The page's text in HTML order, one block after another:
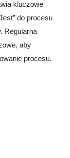
kluczowe
do procesu
Regularna
aby
procesu.